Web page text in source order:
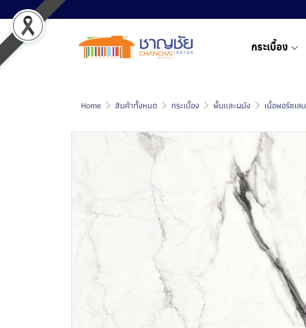
กระเบื้อง
Home สินค้าทั้งหมด กระเบื้อง พื้นและผนัง เนื้อพอร์ซเลน